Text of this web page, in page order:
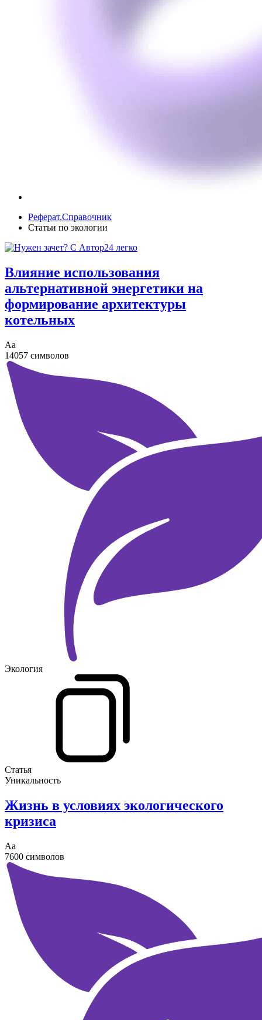
Реферат.Справочник
Статьи по экологии
Влияние использования
альтернативной энергетики на
формирование архитектуры
котельных
Аа
14057 символов
Экология
Статья
Уникальность
Жизнь в условиях экологического
кризиса
Аа
7600 символов